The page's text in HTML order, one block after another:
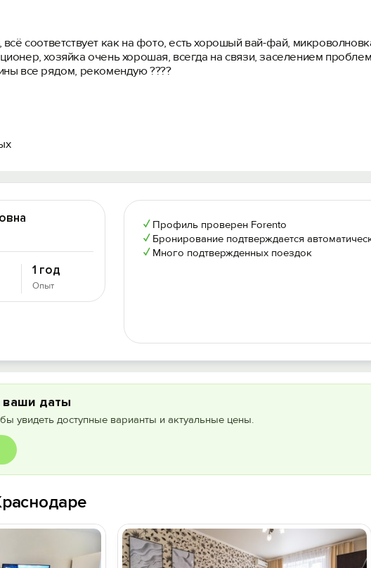
соответствует как на фото, есть хорошый вай-фай,
хозяйка очень хорошая, всегда на связи, заселением
все рядом, рекомендую ????
1 год
Опыт
✓ Профиль проверен Forento
✓ Бронирование подтверждается
✓ Много подтвержденных поездок
ваши даты
увидеть доступные варианты и актуальные цены.